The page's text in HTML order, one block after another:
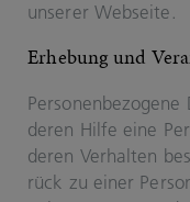
un­se­rer Web­sei­te.
Er­he­bung und
deren Hilfe eine
deren Ver­hal­ten
rück zu einer